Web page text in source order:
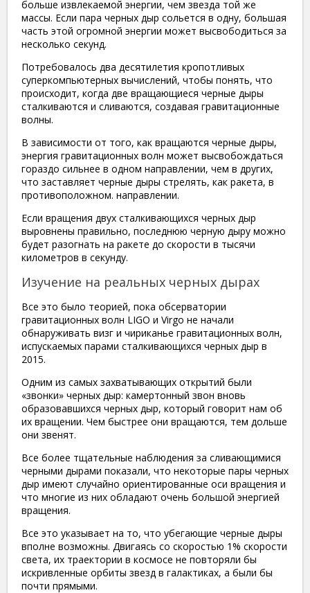
больше извлекаемой энергии, чем звезда той же
массы. Если пара черных дыр сольется в одну, большая
часть этой огромной энергии может высвободиться за
несколько секунд.
Потребовалось два десятилетия кропотливых
суперкомпьютерных вычислений, чтобы понять, что
происходит, когда две вращающиеся черные дыры
сталкиваются и сливаются, создавая гравитационные
волны.
В зависимости от того, как вращаются черные дыры,
энергия гравитационных волн может высвобождаться
гораздо сильнее в одном направлении, чем в других,
что заставляет черные дыры стрелять, как ракета, в
противоположном. направлении.
Если вращения двух сталкивающихся черных дыр
выровнены правильно, последнюю черную дыру можно
будет разогнать на ракете до скорости в тысячи
километров в секунду.
Изучение на реальных черных дырах
Все это было теорией, пока обсерватории
гравитационных волн LIGO и Virgo не начали
обнаруживать визг и чириканье гравитационных волн,
испускаемых парами сталкивающихся черных дыр в
2015.
Одним из самых захватывающих открытий были
«звонки» черных дыр: камертонный звон вновь
образовавшихся черных дыр, который говорит нам об
их вращении. Чем быстрее они вращаются, тем дольше
они звенят.
Все более тщательные наблюдения за сливающимися
черными дырами показали, что некоторые пары черных
дыр имеют случайно ориентированные оси вращения и
что многие из них обладают очень большой энергией
вращения.
Все это указывает на то, что убегающие черные дыры
вполне возможны. Двигаясь со скоростью 1% скорости
света, их траектории в космосе не повторяли бы
искривленные орбиты звезд в галактиках, а были бы
почти прямыми.